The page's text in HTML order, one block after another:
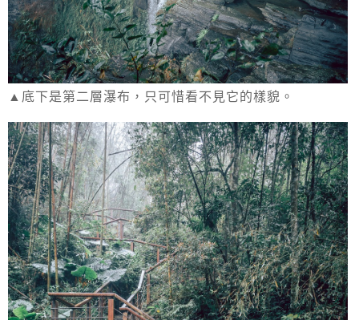
▲底下是第二層瀑布，只可惜看不見它的樣貌。